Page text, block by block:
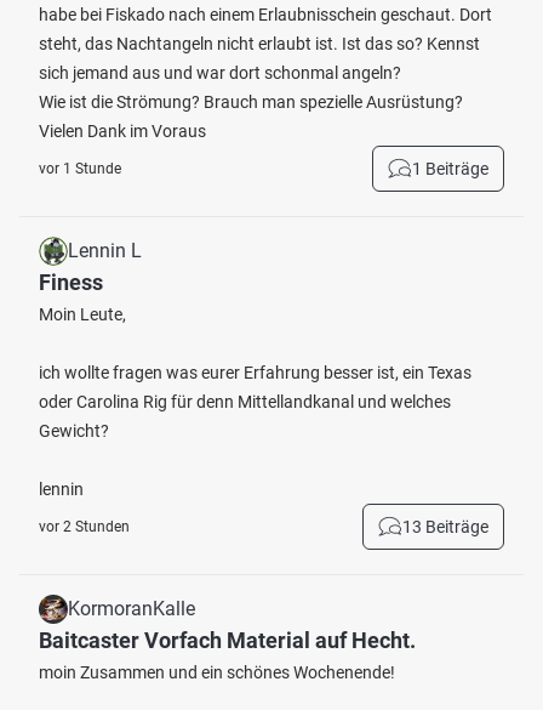
habe bei Fiskado nach einem Erlaubnisschein geschaut. Dort
steht, das Nachtangeln nicht erlaubt ist. Ist das so? Kennst
sich jemand aus und war dort schonmal angeln?
Wie ist die Strömung? Brauch man spezielle Ausrüstung?
Vielen Dank im Voraus
vor 1 Stunde 1 Beiträge
Lennin L
Finess
Moin Leute,
ich wollte fragen was eurer Erfahrung besser ist, ein Texas
oder Carolina Rig für denn Mittellandkanal und welches
Gewicht?
lennin
vor 2 Stunden 13 Beiträge
KormoranKalle
Baitcaster Vorfach Material auf Hecht.
moin Zusammen und ein schönes Wochenende!